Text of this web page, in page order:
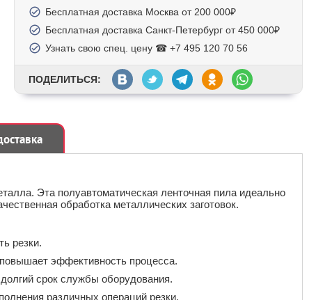
Бесплатная доставка Москва от 200 000₽
Бесплатная доставка Санкт-Петербург от 450 000₽
Узнать свою спец. цену ☎ +7 495 120 70 56
ПОДЕЛИТЬСЯ:
Эта полуавтоматическая ленточная пила идеально
обработка металлических заготовок.
резки.
эффективность процесса.
срок службы оборудования.
различных операций резки.